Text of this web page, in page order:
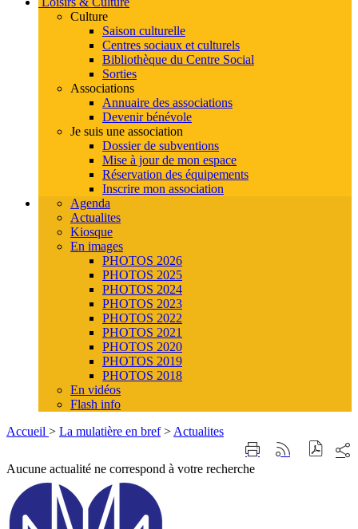
Culture
Saison culturelle
Centres sociaux et culturels
Bibliothèque du Centre Social
Sorties
Associations
Annuaire des associations
Devenir bénévole
Je suis une association
Dossier de subventions
Mise à jour de mon espace
Réservation des équipements
Inscrire mon association
Agenda
Actualites
Kiosque
En images
PHOTOS 2026
PHOTOS 2025
PHOTOS 2024
PHOTOS 2023
PHOTOS 2022
PHOTOS 2021
PHOTOS 2020
PHOTOS 2019
PHOTOS 2018
En vidéos
Flash info
Accueil > La mulatière en bref > Actualites
Imprimer
cette
page
Générer
sur
Aucune actualité ne correspond à votre recherche